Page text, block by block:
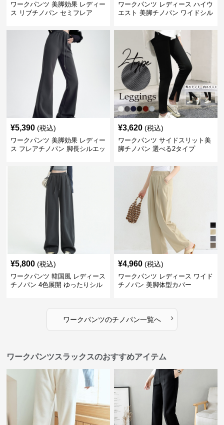
ワークパンツ 美脚効果 レディー
ス リブチノパン セミフレア
ワークパンツ レディース ハイウ
エスト 美脚チノパン ワイドシル
¥5,390 (税込)
ワークパンツ 美脚効果 レディー
ス フレアチノパン 脚長シルエッ
¥3,620 (税込)
ワークパンツ サイドスリット美
脚チノパン 選べる2タイプ
¥5,800 (税込)
ワークパンツ 韓国風 レディース
チノパン 4色展開 ゆったりシル
¥4,960 (税込)
ワークパンツ レディース ワイド
チノパン 美脚体型カバー
ワークパンツのチノパン一覧へ ›
ワークパンツスラックスのおすすめアイテム